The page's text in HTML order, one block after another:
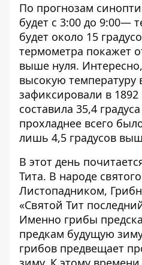
По прогнозам
будет с 3:00 до 9:00—
будет около 15
термометра покажет
выше нуля.
высокую температуру
зафиксировали в 1892
составила 35,4
прохладнее всего
лишь 4,5 градусов
В этот день
Тита. В народе
Листопадником,
«Святой Тит
Именно грибы
предкам будущую
грибов предвещает